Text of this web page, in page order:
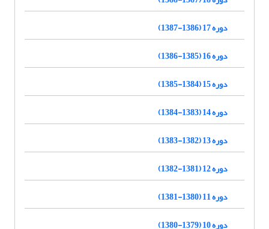
دوره 17 (1386-1387)
دوره 16 (1385-1386)
دوره 15 (1384-1385)
دوره 14 (1383-1384)
دوره 13 (1382-1383)
دوره 12 (1381-1382)
دوره 11 (1380-1381)
دوره 10 (1379-1380)